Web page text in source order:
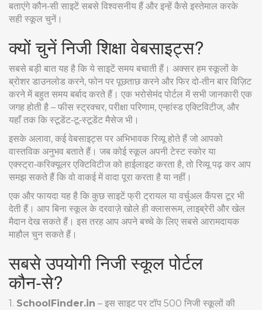
बताएंगे कौन‑सी साइटें सबसे विश्वसनीय हैं और इन्हें कैसे इस्तेमाल करके
सही स्कूल चुनें।
क्यों चुनें निजी शिक्षा वेबसाइट्स?
सबसे बड़ी बात यह है कि ये साइटें समय बचाती हैं। अक्सर हम स्कूलों के
ब्रोशर डाउनलोड करने, फोन पर पूछताछ करने और फिर दो‑तीन बार विज़िट
करने में बहुत समय बर्बाद करते हैं। एक भरोसेमंद पोर्टल में सभी जानकारी एक
जगह होती है – फीस स्ट्रक्चर, परीक्षा परिणाम, एन्हांस्ड एक्टिविटीज, और
यहाँ तक कि स्टूडेंट‑टू‑स्टूडेंट मैसेज भी।
इसके अलावा, कई वेबसाइट्स पर अभिभावक रिव्यू होते हैं जो आपको
वास्तविक अनुभव बताते हैं। जब कोई स्कूल अपनी टेस्ट स्कोर या
एक्स्ट्रा‑करिक्यूलर एक्टिविटीज को हाईलाइट करता है, तो रिव्यू पढ़ कर आप
समझ सकते हैं कि वो वाकई में वादा पूरा करता है या नहीं।
एक और फायदा यह है कि कुछ साइटें फ्री ट्रायल या वर्चुअल कैंपस टूर भी
देती हैं। आप बिना स्कूल के दरवाज़े खोले ही क्लासरूम, लाइब्रेरी और खेल
मैदान देख सकते हैं। इस तरह आप अपने बच्चे के लिए सबसे आरामदायक
माहौल चुन सकते हैं।
सबसे उपयोगी निजी स्कूल पोर्टल
कौन‑से?
1. SchoolFinder.in – इस साइट पर टॉप 500 निजी स्कूलों की